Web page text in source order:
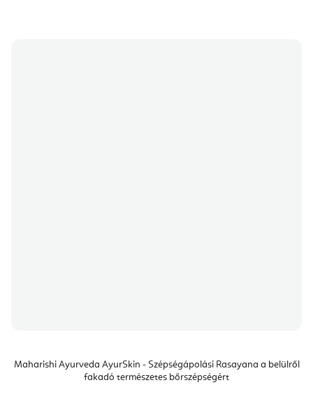
Maharishi Ayurveda AyurSkin - Szépségápolási Rasayana a belülről
fakadó természetes bőrszépségért